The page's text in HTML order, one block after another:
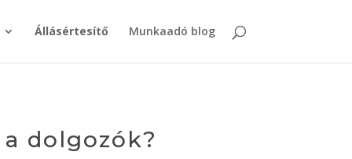
Állásértesítő Munkaadó blog
dolgozók?